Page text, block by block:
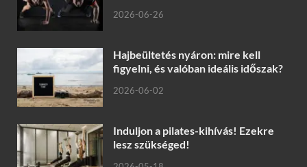
2026-06-26
Hajbeültetés nyáron: mire kell
figyelni, és valóban ideális időszak?
2026-06-02
Induljon a pilates-kihívás! Ezekre
lesz szükséged!